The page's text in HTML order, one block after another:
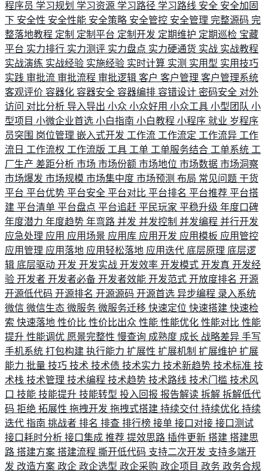
程序员 学习规划 学习资源 学习路径 学习路线 安全 安全加固
下 安全性 安全性能 安全策略 安全管控 安全管理 完整源码 完
整落地教程 定制 定制平台 定制开发 定期维护 定期巡检 宝藏
平台 实力排行 实力测评 实力盘点 实力硬通货 实战 实战教程
实战演练 实战经验 实施经验 实时计算 实测 实用型 实用技巧
实践 审批流 审批流程 审批逻辑 客户 客户管理 客户管理系统
客观评价 容器化 容器安全 容器编排 容错设计 密码安全 对外
访问 对比分析 导入导出 小众 小众好用 小众工具 小型团队 小
型项目 小微企业首选 小白指南 小白教程 小程序 就业 岁程序
员突围 岗位管理 嵌入式开发 工作流 工作流定 工作流异 工作
流日 工作流权 工作流版 工具 工单 工单服务结合 工单系统 工
厂生产 差距分析 市场 市场份额 市场地位 市场数据 市场洞察
市场爆发 市场规模 市场集中度 市场预测 布局 常见问题 干货
平台 平台优势 平台安全 平台对比 平台排名 平台推荐 平台搭
建 平台清单 平台盘点 平台追赶 平民玩家 平稳升级 年度口碑
年度潜力 年度趋势 年弯路 并发 并发控制 并发编程 并行开发
应急处理 应用 应用场景 应用库 应用开发 应用模板 应用管控
应用管理 应用落地 应用轻松落地 应用迭代 底层原理 底层逻
辑 底层驱动 开发 开发实战 开发效率 开发模式 开发真 开发经
验 开发者 开发者必备 开发者效能 开发范式 开放度排名 开源
开源低代码 开源排名 开源源码 开源首选 异步编程 录入系统
微信 微信生态 微服务 微服务迁移 快速定位 快速搭建 快速检
索 快速落地 性价比 性价比出众 性能 性能优化 性能对比 性能
提升 性能调优 愿景完整性 慢查询 成熟度 成长 战略差异 手写
手机系统 打包构建 执行能力 扩展性 扩展机制 扩展维护 扩展
能力 批量 技巧 技术 技术债 技术实力 技术新趋势 技术标准 技
术栈 技术管理 技术编程 技术趋势 技术路线 技术门槛 技术风
口 技能 技能提升 技能转型 投入回报 报告解读 拆解 拆解低代
码 拒绝 拓展性 拖拽开发 拖拽式搭建 持续交付 持续优化 持续
迭代 指南 挑战者 排名 排查 排行榜 接单 接口对接 接口测试
接口耗时分析 接口集成 推荐 提效思路 插件更新 搭建 搭建思
路 搭建方案 搭建流程 撕开低代码 支持二次开发 支持多端开
发 改造方案 政企 政企选型 政企采购 政企项目 政务 政务合规